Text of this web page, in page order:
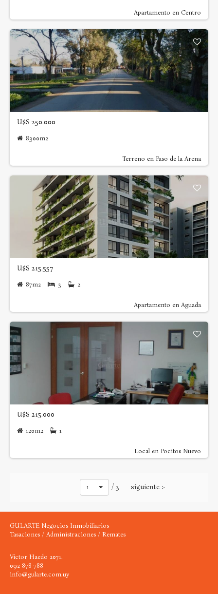
Apartamento en Centro
U$S 250.000
8300m2
Terreno en Paso de la Arena
U$S 215.557
87m2 3 2
Apartamento en Aguada
U$S 215.000
120m2 1
Local en Pocitos Nuevo
1 / 3 siguiente >
GULARTE Negocios Inmobiliarios
Tasaciones / Administraciones / Remates
Víctor Haedo 2071.
092 878 788
info@gularte.com.uy